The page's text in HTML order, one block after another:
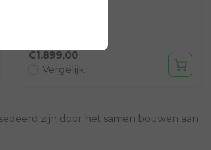
€1.899,00
Vergelijk
zijn door het samen bouwen aan